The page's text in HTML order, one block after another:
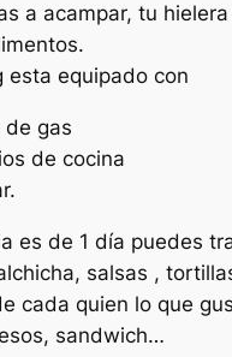
a acampar, tu hielera
esta equipado con
de gas
de cocina
es de 1 día puedes
salsas ,
cada quien lo que
sandwich…